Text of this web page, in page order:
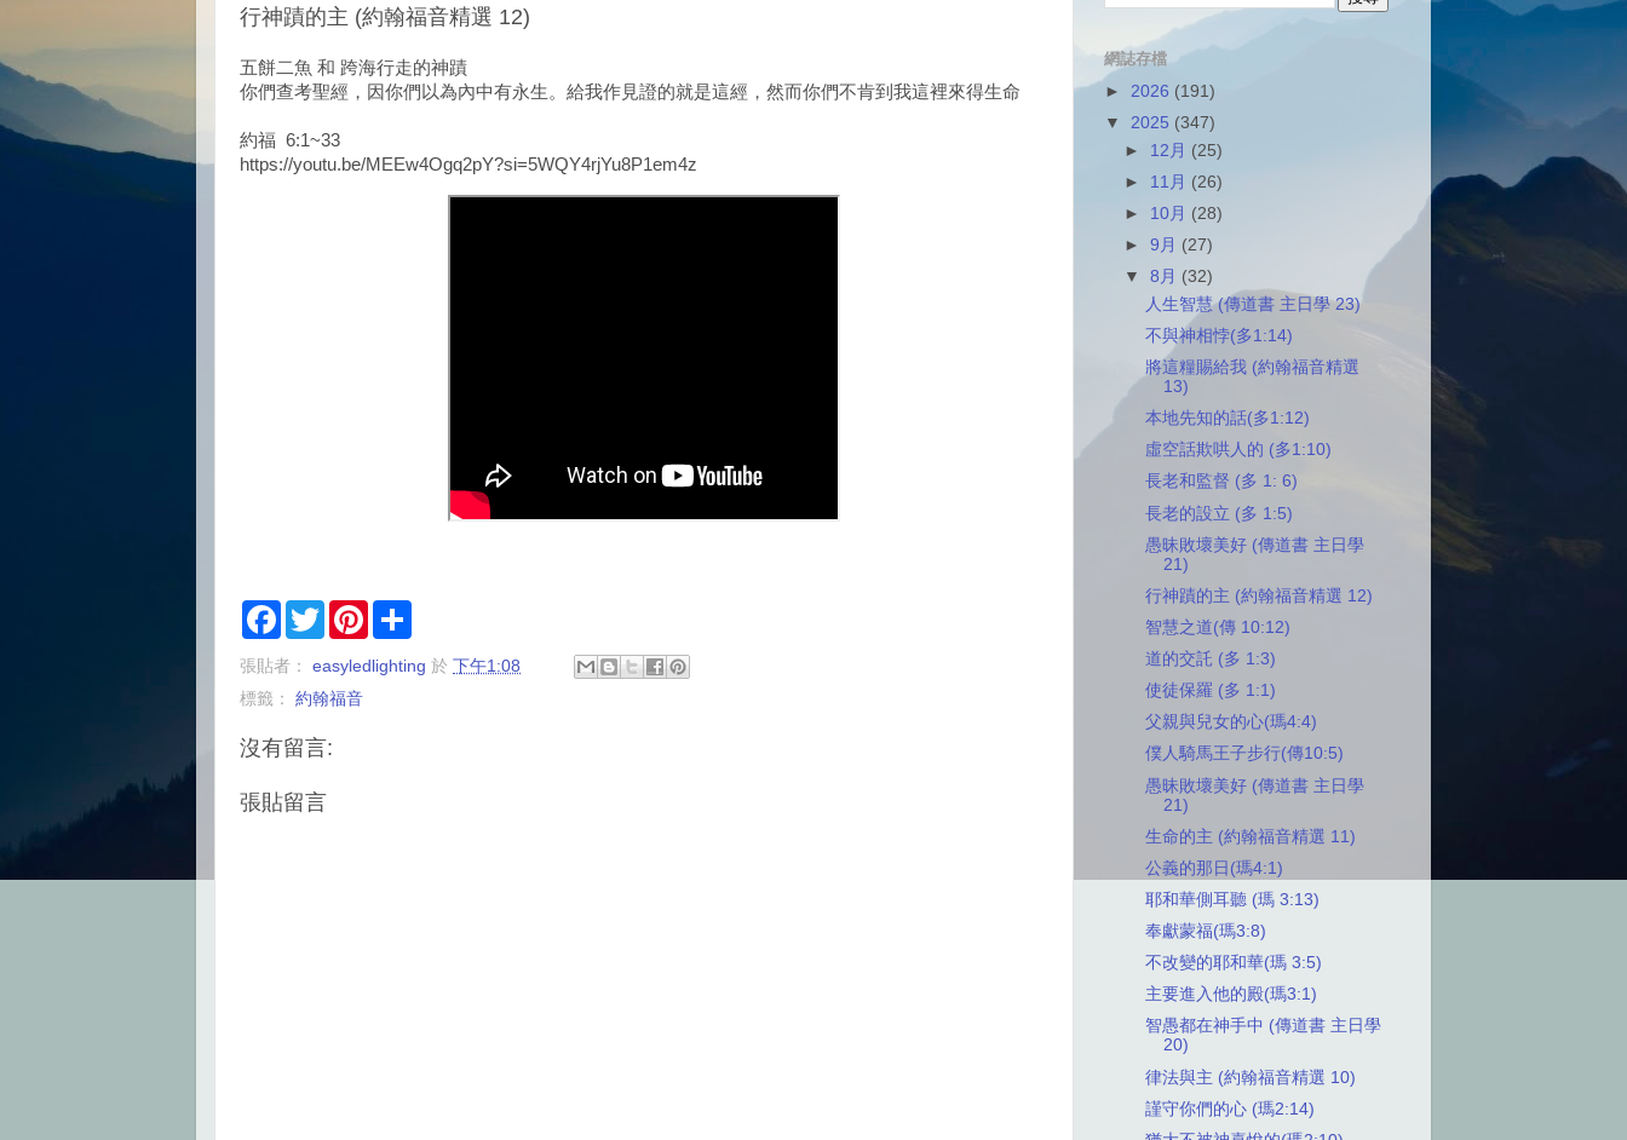
行神蹟的主 (約翰福音精選 12)
五餅二魚 和 跨海行走的神蹟
你們查考聖經，因你們以為內中有永生。給我作見證的就是這經，然而你們不肯到我這裡來得生命
約福 6:1~33
https://youtu.be/MEEw4Ogq2pY?si=5WQY4rjYu8P1em4z
F
e
o
k
T
w
t
e
P
t
r
張貼者： easyledlighting 於 下午1:08
標籤： 約翰福音
沒有留言:
張貼留言
網誌存檔
► 2026 (191)
▼ 2025 (347)
► 12月 (25)
► 11月 (26)
► 10月 (28)
►9月 (27)
▼8月 (32)
人生智慧 (傳道書 主日學 23)
不與神相悖(多1:14)
將這糧賜給我 (約翰福音精選
13)
本地先知的話(多1:12)
虛空話欺哄人的 (多1:10)
長老和監督 (多 1: 6)
長老的設立 (多 1:5)
愚昧敗壞美好 (傳道書 主日學
21)
行神蹟的主 (約翰福音精選 12)
智慧之道(傳 10:12)
道的交託 (多 1:3)
使徒保羅 (多 1:1)
父親與兒女的心(瑪4:4)
僕人騎馬王子步行(傳10:5)
愚昧敗壞美好 (傳道書 主日學
21)
生命的主 (約翰福音精選 11)
公義的那日(瑪4:1)
耶和華側耳聽 (瑪 3:13)
奉獻蒙福(瑪3:8)
不改變的耶和華(瑪 3:5)
主要進入他的殿(瑪3:1)
智愚都在神手中 (傳道書 主日學
20)
律法與主 (約翰福音精選 10)
謹守你們的心 (瑪2:14)